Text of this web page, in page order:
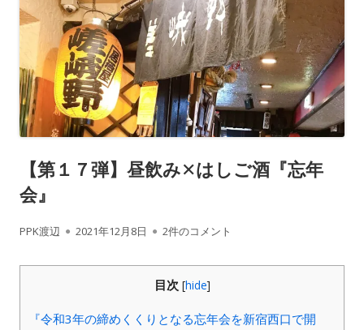
【第１７弾】昼飲み✕はしご酒『忘年
会』
作
PPK渡辺
公
2021年12月8日 【第１７弾】昼飲み✕はしご酒『忘年会』
2件のコメント
目次 [hide]
『令和3年の締めくくりとなる忘年会を新宿西口で開